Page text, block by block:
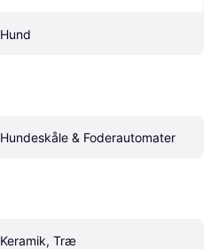
Hund
Hundeskåle & Foderautomater
Keramik, Træ